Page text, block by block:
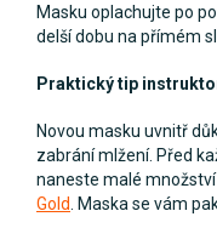
Masku oplachujte po
delší dobu na přímém
Praktický tip
Novou masku uvnitř
zabrání mlžení. Před
naneste malé
Gold
. Maska se vám